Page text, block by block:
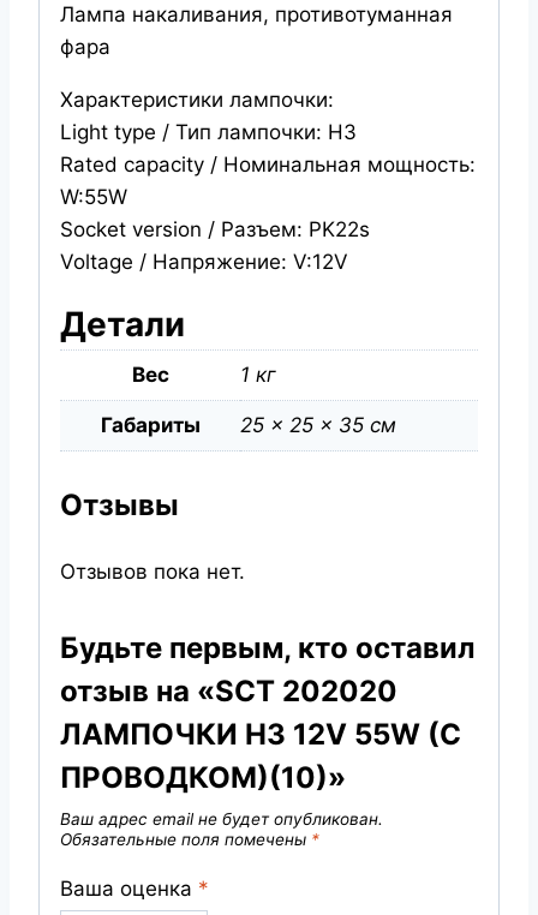
Лампа накаливания, противотуманная
фара
Характеристики лампочки:
Light type / Тип лампочки: H3
Rated capacity / Номинальная мощность:
W:55W
Socket version / Разъем: PK22s
Voltage / Напряжение: V:12V
Детали
Вес 1 кг
Габариты 25 × 25 × 35 см
Отзывы
Отзывов пока нет.
Будьте первым, кто оставил
отзыв на «SCT 202020
ЛАМПОЧКИ H3 12V 55W (С
ПРОВОДКОМ)(10)»
Ваш адрес email не будет опубликован.
Обязательные поля помечены *
Ваша оценка *